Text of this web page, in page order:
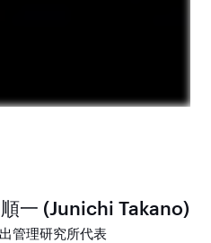
一 (Junichi Takano)
管理研究所代表